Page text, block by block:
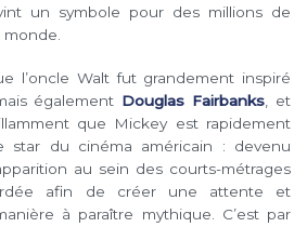
un symbole pour des millions de
monde.
l’oncle Walt fut grandement inspiré
également Douglas Fairbanks, et
que Mickey est rapidement
star du cinéma américain : devenu
au sein des courts-métrages
afin de créer une attente et
à paraître mythique. C’est par